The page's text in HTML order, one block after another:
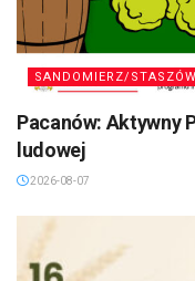
SANDOMIERZ/
Pacanów: Aktywny
ludowej
2026-08-07